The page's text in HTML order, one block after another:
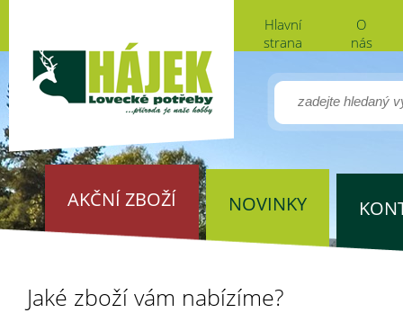
Hlavní
strana
O
nás
AKČNÍ ZBOŽÍ NOVINKY
Jaké zboží vám nabízíme?